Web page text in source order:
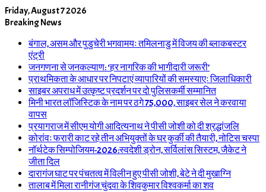
Friday, August 7 2026
Breaking News
बंगाल, असम और पुडुचेरी भगवामयः तमिलनाडु में विजय की ब्लाकबस्टर
एंट्री
जनगणना से जनकल्याण: ‘हर नागरिक की भागीदारी जरूरी’
प्राथमिकता के आधार पर निपटाएं व्यापारियों की समस्याएः जिलाधिकारी
साइबर अपराध में उत्कृष्ट प्रदर्शन पर दो पुलिसकर्मी सम्मानित
मिनी भारत लॉजिस्टिक के नाम पर ठगे 75,000, साइबर सेल ने करवाया
वापस
प्रयागराज में सीएम योगी आदित्यनाथ ने पीसी जोशी को दी श्रद्धांजलि
कोरांवः फरारी काट रहे तीन अभियुक्तों के घर कुर्की की तैयारी, नोटिस चस्पा
नॉर्थटेक सिम्पोजियम-2026:स्वदेशी ड्रोन, सर्विलांस सिस्टम, जैकेट ने
जीता दिल
दारागंज घाट पर पंचतत्व में विलीन हुए पीसी जोशी, बेटे ने दी मुखाग्नि
तालाब में मिला रानीगंज चुंदवा के शिवकुमार विश्वकर्मा का शव